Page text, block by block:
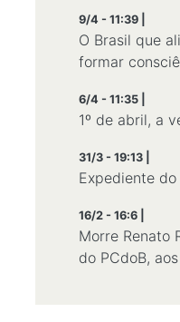
9/4 - 11:39 |
O Brasil que
formar
6/4 - 11:35 |
1º de abril, a
31/3 - 19:13 |
Expediente do
16/2 - 16:6 |
Morre Renato
do PCdoB,